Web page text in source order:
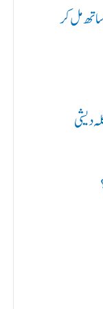
مل کر
دیشی